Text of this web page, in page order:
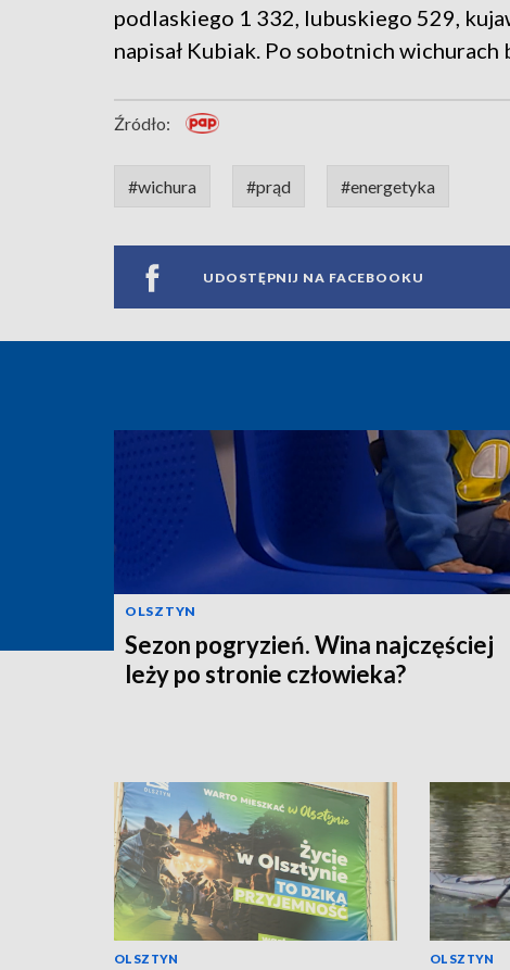
podlaskiego 1 332, lubuskiego 529,
napisał Kubiak. Po sobotnich
Źródło:
#wichura #prąd #energetyka
UDOSTĘPNIJ NA FACEBOOKU
OLSZTYN
Sezon pogryzień. Wina najczęściej
leży po stronie człowieka?
OLSZTYN OLSZTYN